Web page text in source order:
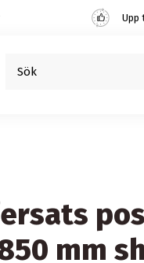
Upp
mm